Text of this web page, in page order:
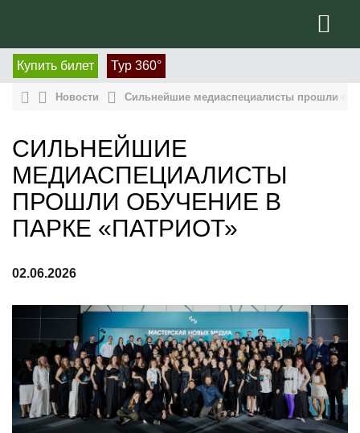
Купить билет Тур 360°
Новости Сильнейшие медиаспециалисты прошли
СИЛЬНЕЙШИЕ
МЕДИАСПЕЦИАЛИСТЫ
ПРОШЛИ ОБУЧЕНИЕ В
ПАРКЕ «ПАТРИОТ»
02.06.2026